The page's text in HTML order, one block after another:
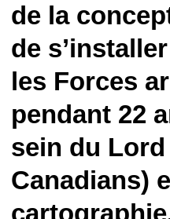
de la
de
les Forces
pendant 22
sein du
Canadians)